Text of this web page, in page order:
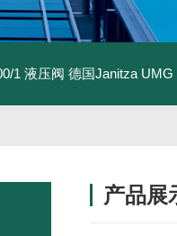
1 液压阀 德国Janitza UMG
产品展